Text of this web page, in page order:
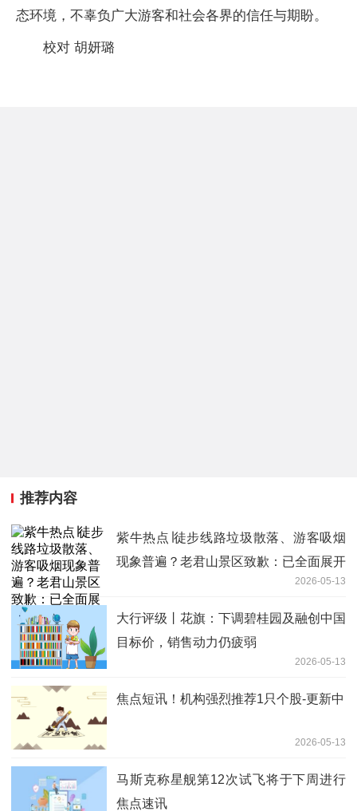
态环境，不辜负广大游客和社会各界的信任与期盼。
校对 胡妍璐
推荐内容
紫牛热点∣徒步线路垃圾散落、游客吸烟
现象普遍？老君山景区致歉：已全面展开
2026-05-13
大行评级丨花旗：下调碧桂园及融创中国
目标价，销售动力仍疲弱
2026-05-13
焦点短讯！机构强烈推荐1只个股-更新中
2026-05-13
马斯克称星舰第12次试飞将于下周进行
焦点速讯